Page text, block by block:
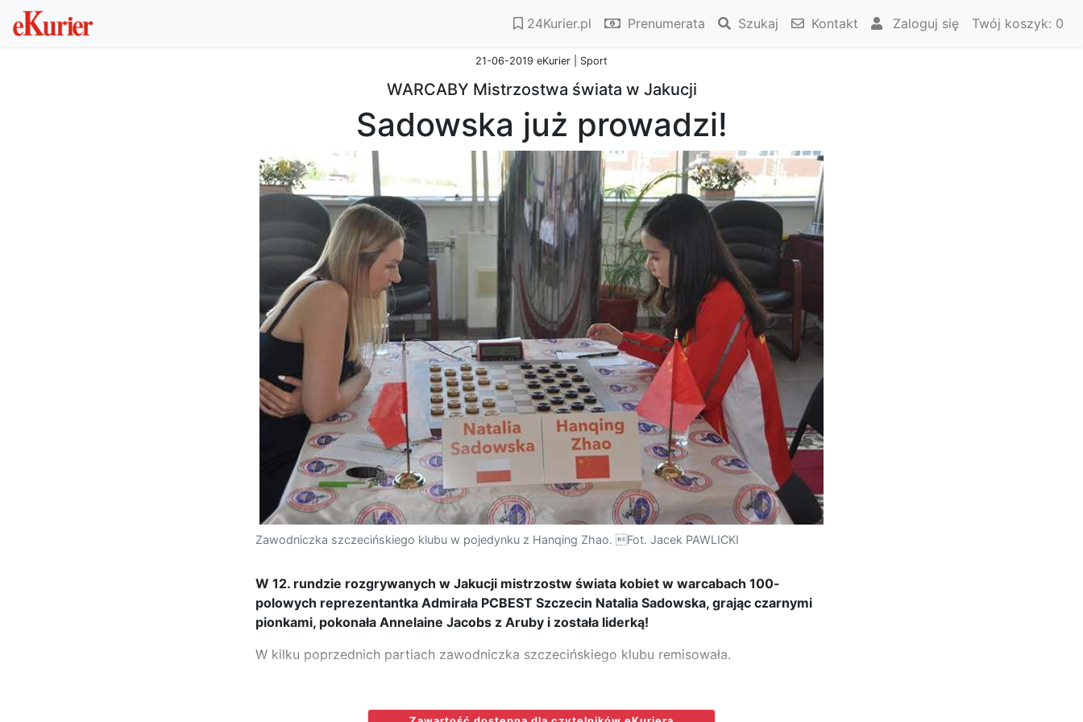
24Kurier.pl Prenumerata Szukaj Kontakt Zaloguj się Twój koszyk: 0
21-06-2019 eKurier | Sport
WARCABY Mistrzostwa świata w Jakucji
Sadowska już prowadzi!
Zawodniczka szczecińskiego klubu w pojedynku z Hanqing Zhao. Fot. Jacek PAWLICKI
W 12. rundzie rozgrywanych w Jakucji mistrzostw świata kobiet w warcabach 100-
polowych reprezentantka Admirała PCBEST Szczecin Natalia Sadowska, grając czarnymi
pionkami, pokonała Annelaine Jacobs z Aruby i została liderką!
W kilku poprzednich partiach zawodniczka szczecińskiego klubu remisowała.